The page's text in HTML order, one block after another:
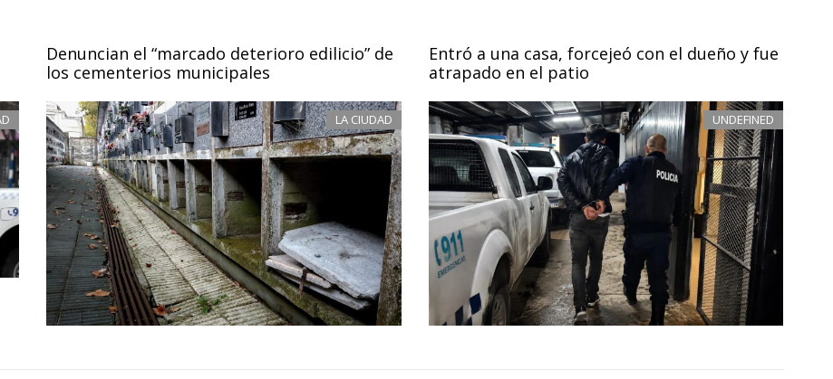
Denuncian el “marcado deterioro edilicio” de
los cementerios municipales
LA CIUDAD
Entró a una casa, forcejeó con el dueño y fue
atrapado en el patio
UNDEFINED